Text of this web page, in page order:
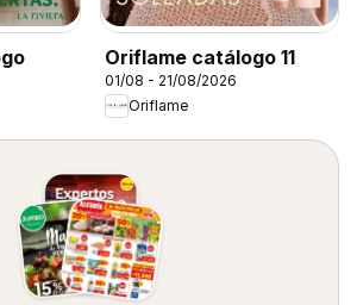
Oriflame catálogo 11
01/08 - 21/08/2026
Oriflame